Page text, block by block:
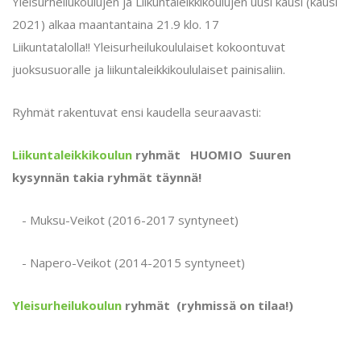
2021) alkaa maantantaina 21.9 klo. 17
Liikuntatalolla!! Yleisurheilukoululaiset kokoontuvat
juoksusuoralle ja liikuntaleikkikoululaiset painisaliin.
Ryhmät rakentuvat ensi kaudella seuraavasti:
Liikuntaleikkikoulun ryhmät HUOMIO Suuren
kysynnän takia ryhmät täynnä!
- Muksu-Veikot (2016-2017 syntyneet)
- Napero-Veikot (2014-2015 syntyneet)
Yleisurheilukoulun ryhmät (ryhmissä on tilaa!)